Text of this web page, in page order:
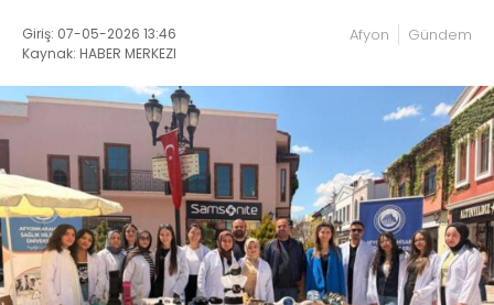
Giriş: 07-05-2026 13:46
Kaynak: HABER MERKEZI
Afyon Gündem